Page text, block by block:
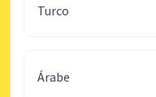
Turco
Árabe